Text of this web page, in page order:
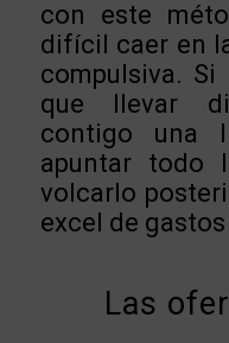
con este
difícil caer en
compulsiva.
que llevar
contigo una
apuntar todo
volcarlo
excel de
Las